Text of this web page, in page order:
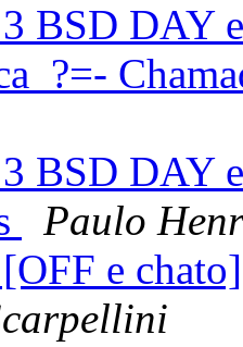
BSD DAY
BSD DAY
Paulo
e